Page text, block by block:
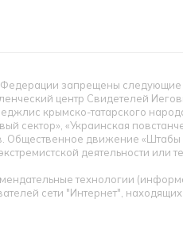
запрещены следующие
центр Свидетелей
крымско-татарского
сектор», «Украинская
Общественное движение
деятельности
технологии
сети "Интернет",